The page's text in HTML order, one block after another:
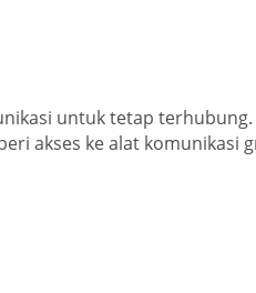
untuk tetap
akses ke alat komunikasi